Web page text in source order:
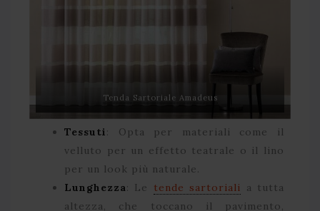
Tenda Sartoriale Amadeus
Tessuti: Opta per materiali come il
velluto per un effetto teatrale o il lino
per un look più naturale.
Lunghezza: Le tende sartoriali a tutta
altezza, che toccano il pavimento,